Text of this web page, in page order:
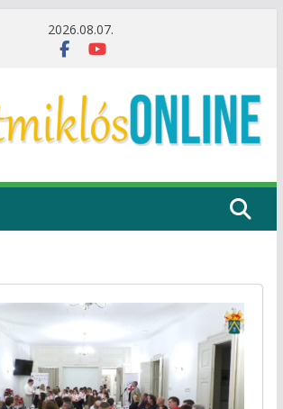
2026.08.07.